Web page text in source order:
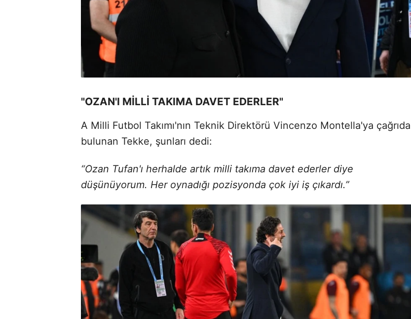
"OZAN'I MİLLİ TAKIMA DAVET EDERLER"
A Milli Futbol Takımı'nın Teknik Direktörü Vincenzo Montella'ya çağrıda
bulunan Tekke, şunları dedi:
“Ozan Tufan'ı herhalde artık milli takıma davet ederler diye
düşünüyorum. Her oynadığı pozisyonda çok iyi iş çıkardı.”